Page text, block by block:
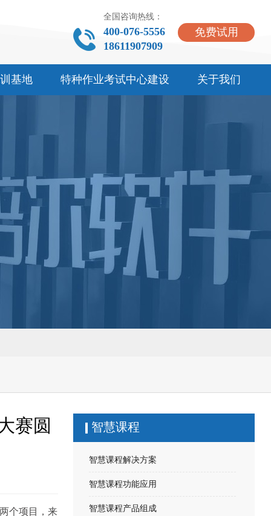
全国咨询热线：
400-076-5556
18611907909
免费试用
基地 特种作业考试中心建设 关于我们
赛圆
个项目，来
智慧课程
智慧课程解决方案
智慧课程功能应用
智慧课程产品组成